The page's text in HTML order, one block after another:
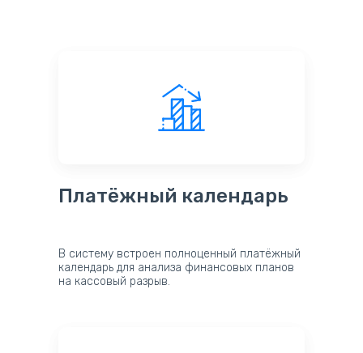
Платёжный календарь
В систему встроен полноценный платёжный
календарь для анализа финансовых планов
на кассовый разрыв.